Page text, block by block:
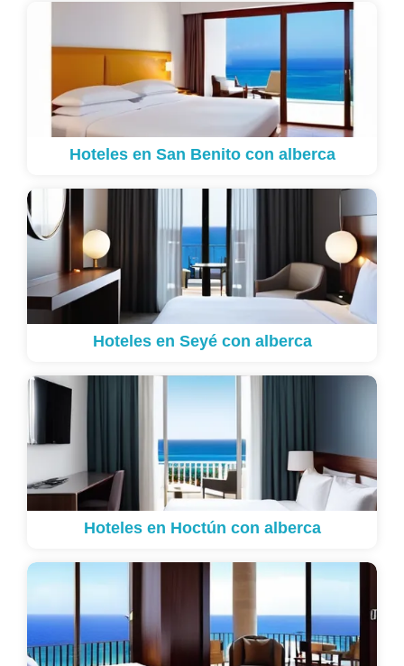
Hoteles en San Benito con alberca
Hoteles en Seyé con alberca
Hoteles en Hoctún con alberca